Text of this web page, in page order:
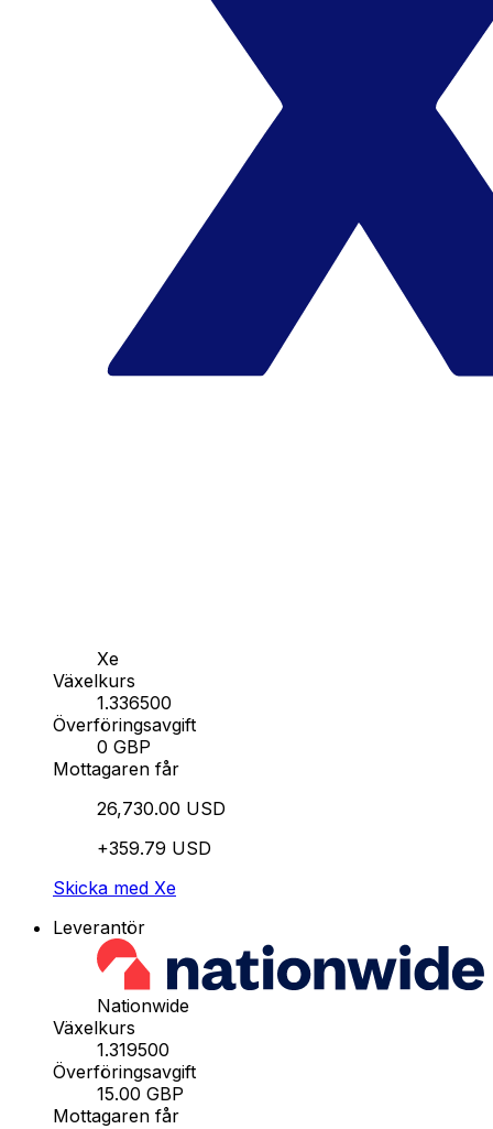
Xe
Växelkurs
1.336500
Överföringsavgift
0 GBP
Mottagaren får
26,730.00 USD
+359.79 USD
Skicka med Xe
Leverantör
Nationwide
Växelkurs
1.319500
Överföringsavgift
15.00 GBP
Mottagaren får